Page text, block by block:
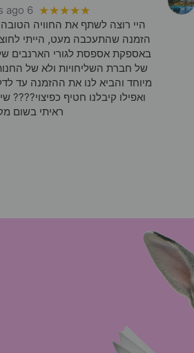
★★★★★
6 months ago
היי רוצה לשתף את החוויה
הזמנה שהתעכבה מעט, הייתי
באספקת אספסת לגורי הארנבים
של חברת השליחויות ולא של
מיוחד והביא לנו את ההזמנה עד
ואפילו קיבלנו חטיף כפיצוי????
ראיתי בשום